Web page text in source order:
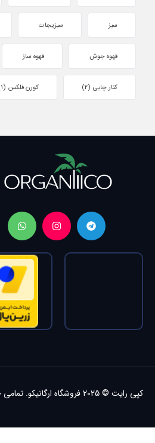
سبز سبزیجات
قهوه جوش قهوه ساز
کنار چایی (2) کورن فلکس (1)
کپی رایت © 2025 فروشگاه ارگانیکو.